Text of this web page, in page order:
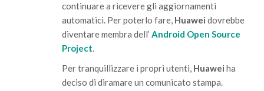
continuare a ricevere gli aggiornamenti
automatici. Per poterlo fare, Huawei dovrebbe
diventare membra dell’ Android Open Source
Project.
Per tranquillizzare i propri utenti, Huawei ha
deciso di diramare un comunicato stampa.